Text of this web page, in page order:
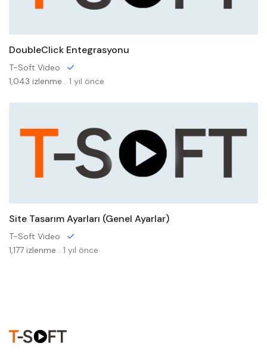
DoubleClick Entegrasyonu
T-Soft Video
1,043 izlenme . 1 yıl önce
Site Tasarım Ayarları (Genel Ayarlar)
T-Soft Video
1,177 izlenme . 1 yıl önce